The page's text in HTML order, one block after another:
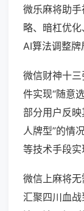
微乐麻将助
略、暗杠优
AI算法调整牌
微信财神十
件实现“随意
部分用户反映
人牌型”的情
等技术手段实
微信上麻将无
汇聚四川血